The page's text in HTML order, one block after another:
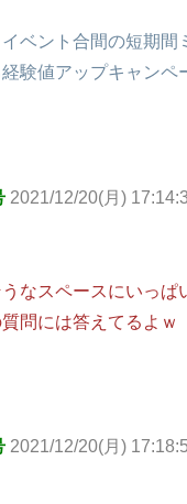
ベント合間の短期間
験値アップキャンペ
2021/12/20(月)
なスペースにいっぱ
問には答えてるよｗ
2021/12/20(月)